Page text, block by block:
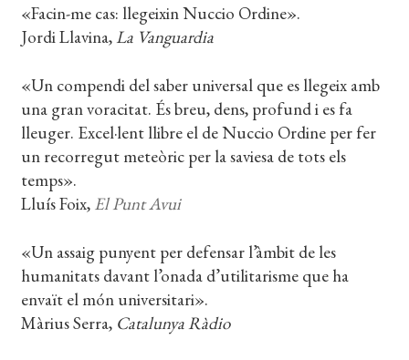
«Facin-me cas: llegeixin Nuccio Ordine».
Jordi Llavina,La Vanguardia
«Un compendi del saber universal que es llegeix amb
una gran voracitat. És breu, dens, profund i es fa
lleuger. Excel·lent llibre el de Nuccio Ordine per fer
un recorregut meteòric per la saviesa de tots els
temps».
Lluís Foix, El Punt Avui
«Un assaig punyent per defensar l’àmbit de les
humanitats davant l’onada d’utilitarisme que ha
envaït el món universitari».
Màrius Serra, Catalunya Ràdio